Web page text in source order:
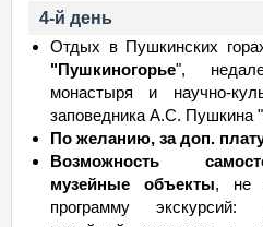
4-й день
Отдых в Пушкинских
"Пушкиногорье",
монастыря и научно-
заповедника А.С. Пушкина
По желанию, за доп.
Возможность
музейные объекты, не
программу экскурсий: